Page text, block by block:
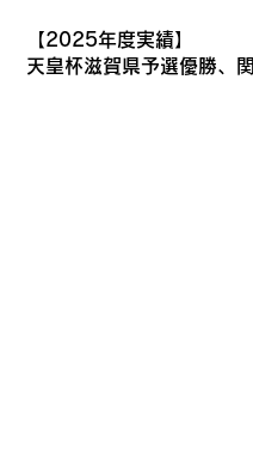
【2025年度実績】
天皇杯滋賀県予選優勝、